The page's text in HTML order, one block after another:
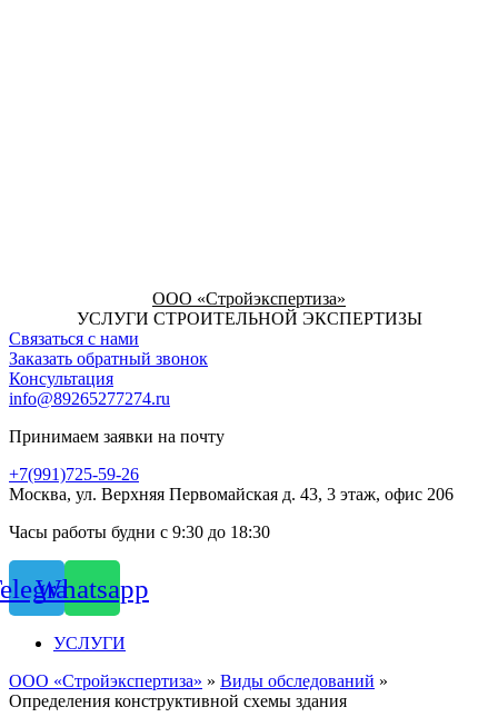
ООО «Стройэкспертиза»
УСЛУГИ СТРОИТЕЛЬНОЙ ЭКСПЕРТИЗЫ
Связаться с нами
Заказать обратный звонок
Консультация
info@89265277274.ru
Принимаем заявки на почту
+7(991)725-59-26
Москва, ул. Верхняя Первомайская д. 43, 3 этаж, офис 206
Часы работы будни с 9:30 до 18:30
Whatsapp
УСЛУГИ
ООО «Стройэкспертиза» » Виды обследований »
Определения конструктивной схемы здания